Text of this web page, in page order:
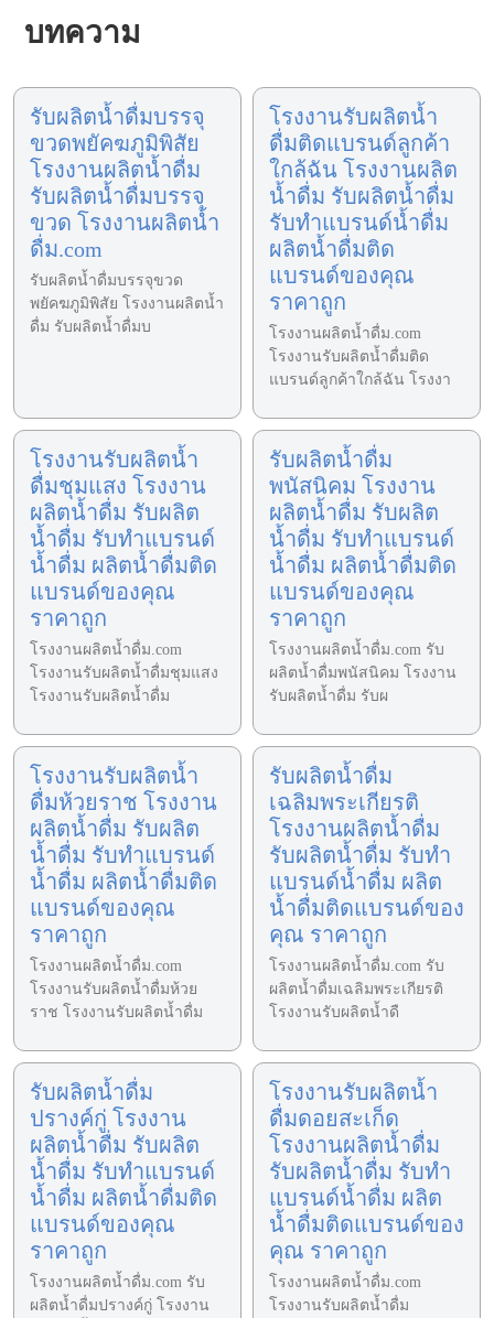
บทความ
รับผลิตน้ำดื่มบรรจุ
ขวดพยัคฆภูมิพิสัย
โรงงานผลิตน้ำดื่ม
รับผลิตน้ำดื่มบรรจุ
ขวด โรงงานผลิตน้ำ
ดื่ม.com
รับผลิตน้ำดื่มบรรจุขวด
พยัคฆภูมิพิสัย โรงงานผลิตน้ำ
ดื่ม รับผลิตน้ำดื่มบ
โรงงานรับผลิตน้ำ
ดื่มติดแบรนด์ลูกค้า
ใกล้ฉัน โรงงานผลิต
น้ำดื่ม รับผลิตน้ำดื่ม
รับทำแบรนด์น้ำดื่ม
ผลิตน้ำดื่มติด
แบรนด์ของคุณ
ราคาถูก
โรงงานผลิตน้ำดื่ม.com
โรงงานรับผลิตน้ำดื่มติด
แบรนด์ลูกค้าใกล้ฉัน โรงงา
โรงงานรับผลิตน้ำ
ดื่มชุมแสง โรงงาน
ผลิตน้ำดื่ม รับผลิต
น้ำดื่ม รับทำแบรนด์
น้ำดื่ม ผลิตน้ำดื่มติด
แบรนด์ของคุณ
ราคาถูก
โรงงานผลิตน้ำดื่ม.com
โรงงานรับผลิตน้ำดื่มชุมแสง
โรงงานรับผลิตน้ำดื่ม
รับผลิตน้ำดื่ม
พนัสนิคม โรงงาน
ผลิตน้ำดื่ม รับผลิต
น้ำดื่ม รับทำแบรนด์
น้ำดื่ม ผลิตน้ำดื่มติด
แบรนด์ของคุณ
ราคาถูก
โรงงานผลิตน้ำดื่ม.com รับ
ผลิตน้ำดื่มพนัสนิคม โรงงาน
รับผลิตน้ำดื่ม รับผ
โรงงานรับผลิตน้ำ
ดื่มห้วยราช โรงงาน
ผลิตน้ำดื่ม รับผลิต
น้ำดื่ม รับทำแบรนด์
น้ำดื่ม ผลิตน้ำดื่มติด
แบรนด์ของคุณ
ราคาถูก
โรงงานผลิตน้ำดื่ม.com
โรงงานรับผลิตน้ำดื่มห้วย
ราช โรงงานรับผลิตน้ำดื่ม
รับผลิตน้ำดื่ม
เฉลิมพระเกียรติ
โรงงานผลิตน้ำดื่ม
รับผลิตน้ำดื่ม รับทำ
แบรนด์น้ำดื่ม ผลิต
น้ำดื่มติดแบรนด์ของ
คุณ ราคาถูก
โรงงานผลิตน้ำดื่ม.com รับ
ผลิตน้ำดื่มเฉลิมพระเกียรติ
โรงงานรับผลิตน้ำดื
รับผลิตน้ำดื่ม
ปรางค์กู่ โรงงาน
ผลิตน้ำดื่ม รับผลิต
น้ำดื่ม รับทำแบรนด์
น้ำดื่ม ผลิตน้ำดื่มติด
แบรนด์ของคุณ
ราคาถูก
โรงงานผลิตน้ำดื่ม.com รับ
ผลิตน้ำดื่มปรางค์กู่ โรงงาน
โรงงานรับผลิตน้ำ
ดื่มดอยสะเก็ด
โรงงานผลิตน้ำดื่ม
รับผลิตน้ำดื่ม รับทำ
แบรนด์น้ำดื่ม ผลิต
น้ำดื่มติดแบรนด์ของ
คุณ ราคาถูก
โรงงานผลิตน้ำดื่ม.com
โรงงานรับผลิตน้ำดื่ม